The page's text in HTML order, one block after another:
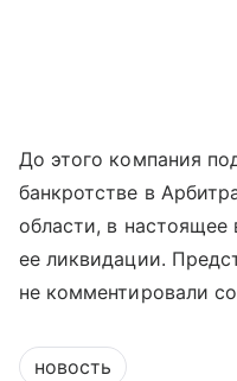
До этого компания
банкротстве в
области, в настоящее
ее ликвидации.
не комментировали
новость